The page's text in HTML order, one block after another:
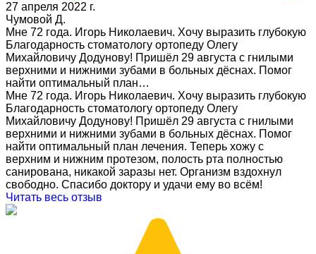
27 апреля 2022 г.
Чумовой Д.
Мне 72 года. Игорь Николаевич. Хочу выразить глубокую
Благодарность стоматологу ортопеду Олегу
Михайловичу Додунову! Пришёл 29 августа с гнилыми
верхними и нижними зубами в больных дёснах. Помог
найти оптимальный план…
Мне 72 года. Игорь Николаевич. Хочу выразить глубокую
Благодарность стоматологу ортопеду Олегу
Михайловичу Додунову! Пришёл 29 августа с гнилыми
верхними и нижними зубами в больных дёснах. Помог
найти оптимальный план лечения. Теперь хожу с
верхним и нижним протезом, полость рта полностью
санирована, никакой заразы нет. Организм вздохнул
свободно. Спасибо доктору и удачи ему во всём!
Читать весь отзыв